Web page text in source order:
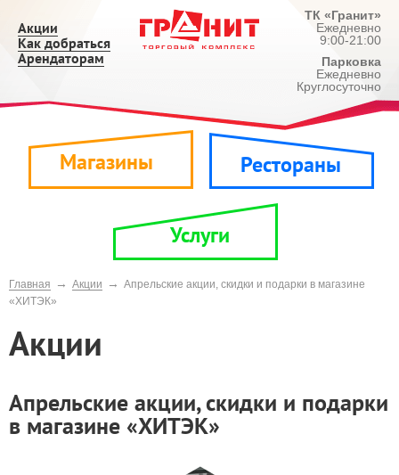
Акции
Как добраться
Арендаторам
ТК «Гранит»
Ежедневно
9:00-21:00
Парковка
Ежедневно
Круглосуточно
Магазины Рестораны
Услуги
Главная → Акции → Апрельские акции, скидки и подарки в магазине
«ХИТЭК»
Акции
Апрельские акции, скидки и подарки
в магазине «ХИТЭК»